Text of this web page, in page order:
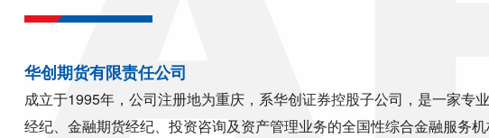
华创期货有限责任公司
成立于1995年，公司注册地为重庆，系华创证券控股子公司，是一家专
经纪、金融期货经纪、投资咨询及资产管理业务的全国性综合金融服务机